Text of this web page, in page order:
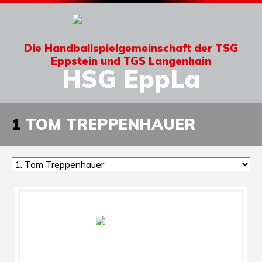
Die Handballspielgemeinschaft der TSG
Eppstein und TGS Langenhain
HSG EppLa
1 TOM TREPPENHAUER